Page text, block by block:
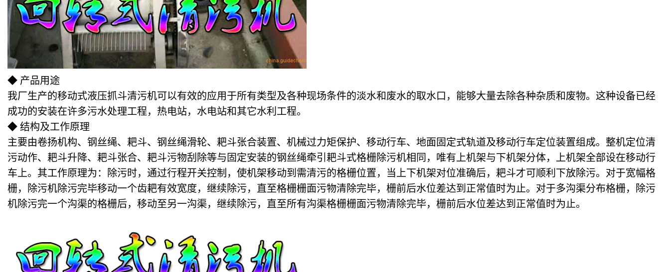
◆ 产品用途
我厂生产的移动式液压抓斗清污机可以有效的应用于所有类型及各种现场条件的淡水和废水的取水口，能够大量去除各种杂质和废物。这种设备已经
成功的安装在许多污水处理工程，热电站，水电站和其它水利工程。
◆ 结构及工作原理
主要由卷扬机构、钢丝绳、耙斗、钢丝绳滑轮、耙斗张合装置、机械过力矩保护、移动行车、地面固定式轨道及移动行车定位装置组成。整机定位清
污动作、耙斗升降、耙斗张合、耙斗污物刮除等与固定安装的钢丝绳牵引耙斗式格栅除污机相同，唯有上机架与下机架分体，上机架全部设在移动行
车上。其工作原理为：除污时，通过行程开关控制，使机架移动到需清污的格栅位置，当上下机架对位准确后，耙斗才可顺利下放除污。对于宽幅格
栅，除污机除污完毕移动一个齿耙有效宽度，继续除污，直至格栅栅面污物清除完毕，栅前后水位差达到正常值时为止。对于多沟渠分布格栅，除污
机除污完一个沟渠的格栅后，移动至另一沟渠，继续除污，直至所有沟渠格栅栅面污物清除完毕，栅前后水位差达到正常值时为止。